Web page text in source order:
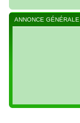
ANNONCE GÉNÉRALE